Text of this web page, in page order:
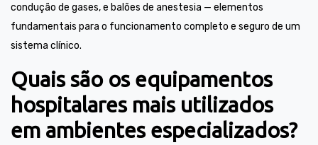
condução de gases, e balões de anestesia — elementos
fundamentais para o funcionamento completo e seguro de um
sistema clínico.
Quais são os equipamentos
hospitalares mais utilizados
em ambientes especializados?